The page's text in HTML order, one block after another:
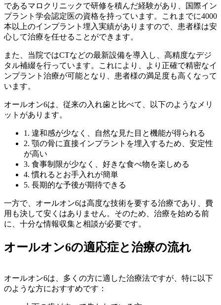
であるマロクリニックで研修を積んだ経験があり、国際イン
プラント学会認定医の資格を持っています。これまでに4000
本以上のインプラント埋入実績がありますので、患者様は安
心して治療を任せることができます。
また、当院ではCTなどの最新設備を導入し、高精度なデジ
タル補綴を行っています。これにより、より正確で精密なイ
ンプラント治療が可能となり、患者様の満足度も高くなって
います。
オールオン6は、従来の入れ歯と比べて、以下のようなメリ
ットがあります。
1. 違和感が少なく、自然な見た目と機能が得られる
2. 顎の骨に直接インプラントを埋入するため、安定性
が高い
3. 食事制限が少なく、好きな食べ物を楽しめる
4. 慣れるとお手入れが簡単
5. 長期的な予後が期待できる
一方で、オールオン6は高度な技術を要する治療であり、費
用も決して安くはありません。そのため、治療を始める前
に、十分な情報収集と相談が必要です。
オールオン6の適応症と治療の流れ
オールオン6は、多くの方に適した治療法ですが、特に以下
のような方におすすめです：